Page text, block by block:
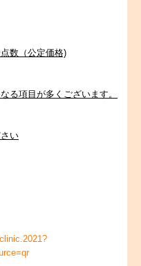
数（公定価格)
る項目が多くございます。
い